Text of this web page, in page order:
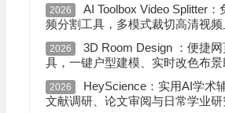
2026
AI Toolbox Video Splitter
频分割工具，多模式裁切高清视
2026
3D Room Design ：便捷
具，一键户型建模、实时改色布
2026
HeyScience：实用AI学术
文献调研、论文审阅与日常学业